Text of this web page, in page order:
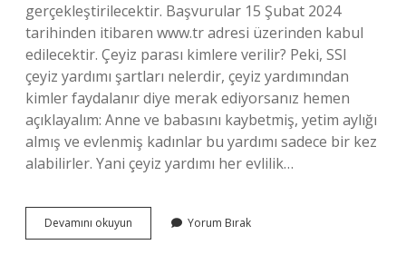
gerçekleştirilecektir. Başvurular 15 Şubat 2024
tarihinden itibaren www.tr adresi üzerinden kabul
edilecektir. Çeyiz parası kimlere verilir? Peki, SSI
çeyiz yardımı şartları nelerdir, çeyiz yardımından
kimler faydalanır diye merak ediyorsanız hemen
açıklayalım: Anne ve babasını kaybetmiş, yetim aylığı
almış ve evlenmiş kadınlar bu yardımı sadece bir kez
alabilirler. Yani çeyiz yardımı her evlilik…
Devamını okuyun
Kredisi
Yorum Bırak